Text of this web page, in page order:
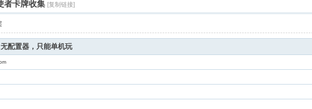
者卡牌收集 [复制链接]
配置器，只能单机玩